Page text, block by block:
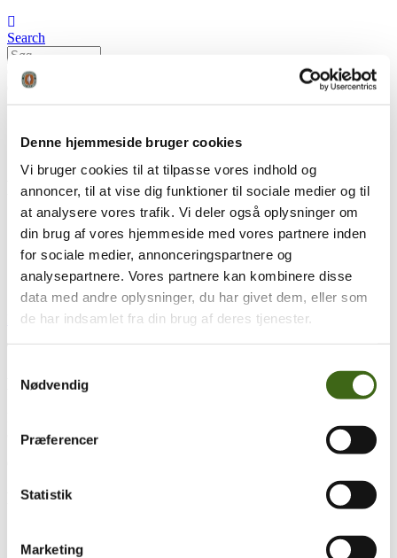
Denne hjemmeside bruger cookies
Vi bruger cookies til at tilpasse vores indhold og
annoncer, til at vise dig funktioner til sociale medier og til
at analysere vores trafik. Vi deler også oplysninger om
din brug af vores hjemmeside med vores partnere inden
for sociale medier, annonceringspartnere og
analysepartnere. Vores partnere kan kombinere disse
data med andre oplysninger, du har givet dem, eller som
de har indsamlet fra din brug af deres tjenester.
Nødvendig
Præferencer
Statistik
Marketing
Search
0 varer
0 VARER
FADB-generalforsamling_r1-1
FADB
Referat fra Generalforsamling 27-08-2022
FADB-generalforsamling_r1-1
FADB-generalforsamling_r1-1
Træk og slip
Foreningen af Danske Buejægere (FADB)
8300 Odder
Populære sider
Vedtægter